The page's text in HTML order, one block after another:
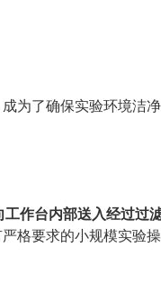
了确保实验环境洁
作台内部送入经过
格要求的小规模实验操